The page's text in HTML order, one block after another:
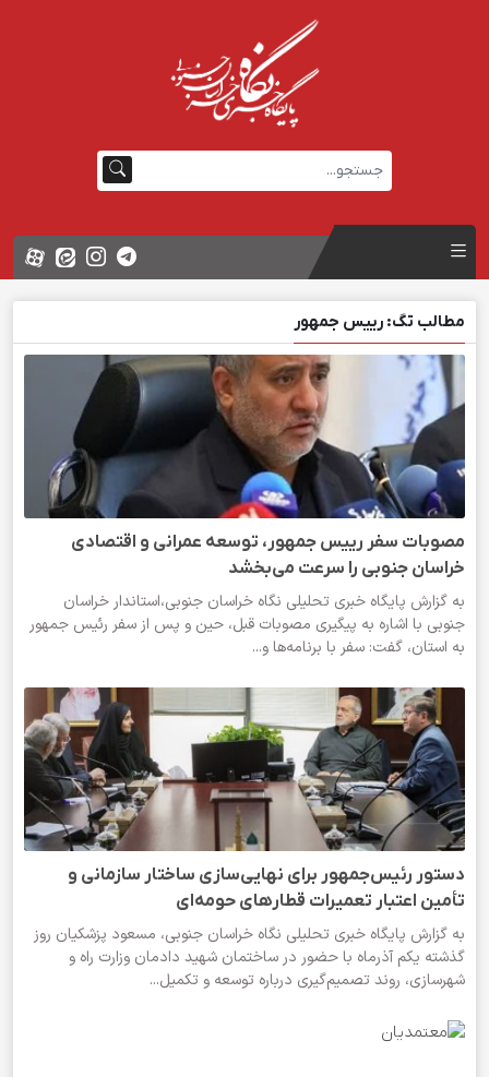
مطالب تگ: رییس جمهور
مصوبات سفر رییس جمهور، توسعه عمرانی و اقتصادی
خراسان جنوبی را سرعت می‌بخشد
به گزارش پایگاه خبری تحلیلی نگاه خراسان جنوبی،استاندار خراسان
جنوبی با اشاره به پیگیری مصوبات قبل، حین و پس از سفر رئیس جمهور
به استان، گفت: سفر با برنامه‌ها و...
دستور رئیس‌جمهور برای نهایی‌سازی ساختار سازمانی و
تأمین اعتبار تعمیرات قطارهای حومه‌ای
به گزارش پایگاه خبری تحلیلی نگاه خراسان جنوبی، مسعود پزشکیان روز
گذشته یکم آذرماه با حضور در ساختمان شهید دادمان وزارت راه و
شهرسازی، روند تصمیم‌گیری درباره توسعه و تکمیل...